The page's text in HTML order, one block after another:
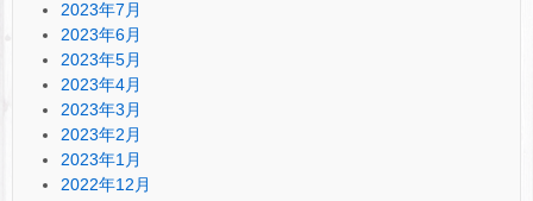
2023年7月
2023年6月
2023年5月
2023年4月
2023年3月
2023年2月
2023年1月
2022年12月